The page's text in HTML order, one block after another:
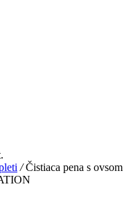
/Čistiaca pena s ovsom